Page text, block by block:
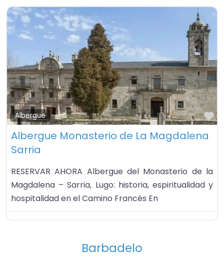
Albergue
Albergue Monasterio de La Magdalena
Sarria
RESERVAR AHORA Albergue del Monasterio de la
Magdalena – Sarria, Lugo: historia, espiritualidad y
hospitalidad en el Camino Francés En
Barbadelo